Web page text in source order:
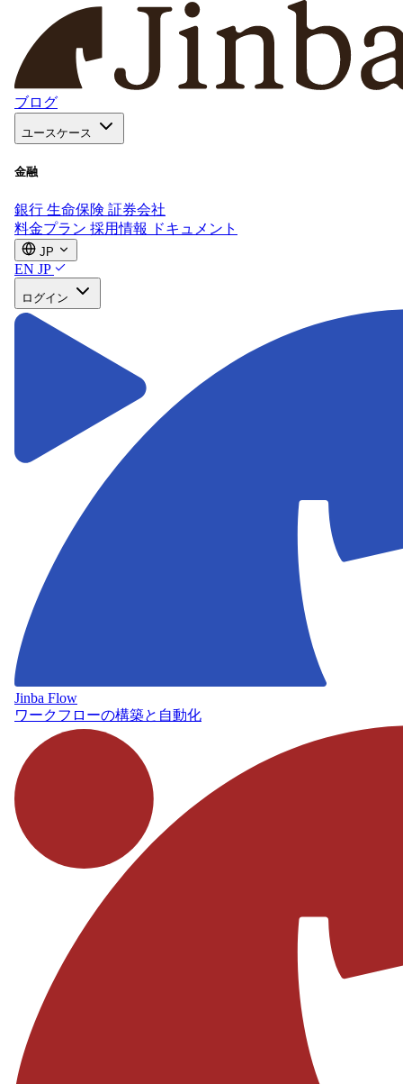
ブログ
ユースケース
金融
銀行 生命保険 証券会社
料金プラン 採用情報 ドキュメント
JP
EN JP
ログイン
Jinba Flow
ワークフローの構築と自動化